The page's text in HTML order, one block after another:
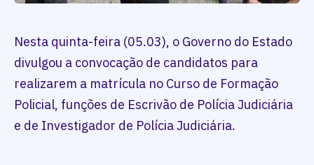
Nesta quinta-feira (05.03), o Governo do Estado
divulgou a convocação de candidatos para
realizarem a matrícula no Curso de Formação
Policial, funções de Escrivão de Polícia Judiciária
e de Investigador de Polícia Judiciária.